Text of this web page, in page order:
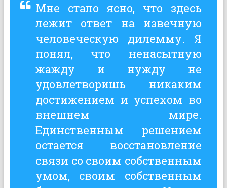
Мне стало ясно, что здесь
лежит ответ на извечную
человеческую дилемму. Я
понял, что ненасытную
жажду и нужду не
удовлетворишь никаким
достижением и успехом во
внешнем мире.
Единственным решением
остается восстановление
связи со своим собственным
умом, своим собственным